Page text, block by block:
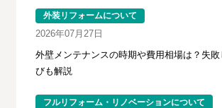
外装リフォームについて
2026年07月27日
外壁メンテナンスの時期や費用相場は？失
びも解説
フルリフォーム・リノベーションについて